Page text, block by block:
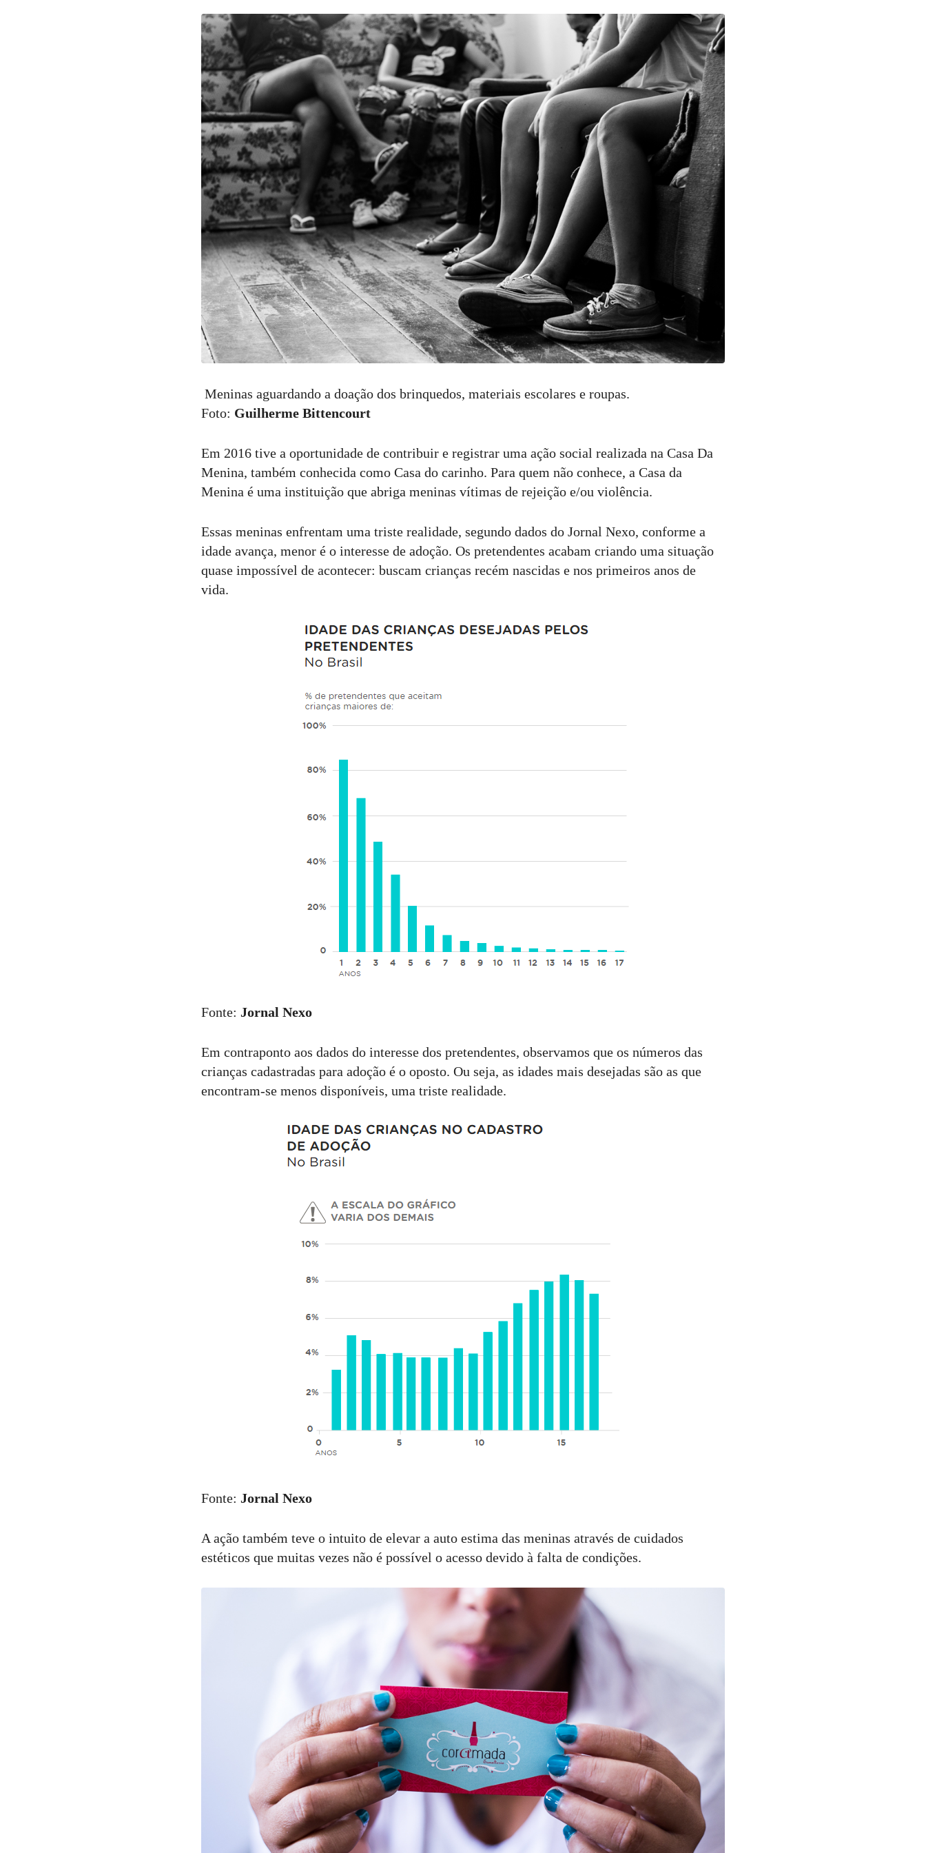
Meninas aguardando a doação dos brinquedos, materiais escolares e roupas.
Foto: Guilherme Bittencourt
Em 2016 tive a oportunidade de contribuir e registrar uma ação social realizada na Casa Da
Menina, também conhecida como Casa do carinho. Para quem não conhece, a Casa da
Menina é uma instituição que abriga meninas vítimas de rejeição e/ou violência.
Essas meninas enfrentam uma triste realidade, segundo dados do Jornal Nexo, conforme a
idade avança, menor é o interesse de adoção. Os pretendentes acabam criando uma situação
quase impossível de acontecer: buscam crianças recém nascidas e nos primeiros anos de
vida.
Fonte: Jornal Nexo
Em contraponto aos dados do interesse dos pretendentes, observamos que os números das
crianças cadastradas para adoção é o oposto. Ou seja, as idades mais desejadas são as que
encontram-se menos disponíveis, uma triste realidade.
Fonte: Jornal Nexo
A ação também teve o intuito de elevar a auto estima das meninas através de cuidados
estéticos que muitas vezes não é possível o acesso devido à falta de condições.